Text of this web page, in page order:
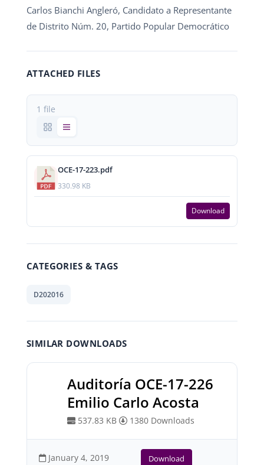
Carlos Bianchi Angleró, Candidato a Representante
de Distrito Núm. 20, Partido Popular Democrático
ATTACHED FILES
1 file
OCE-17-223.pdf
330.98 KB
Download
CATEGORIES & TAGS
D202016
SIMILAR DOWNLOADS
Auditoría OCE-17-226
Emilio Carlo Acosta
537.83 KB 1380 Downloads
January 4, 2019 Download